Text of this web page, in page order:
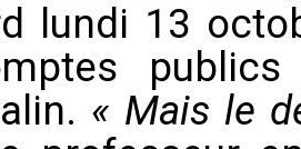
lundi 13
publics
« Mais le